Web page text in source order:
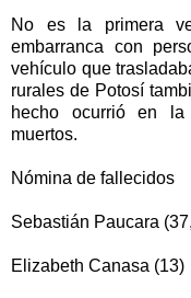
No es la primera
embarranca con
vehículo que
rurales de Potosí
hecho ocurrió en
muertos.
Nómina de fallecidos
Sebastián Paucara
Elizabeth Canasa (13)